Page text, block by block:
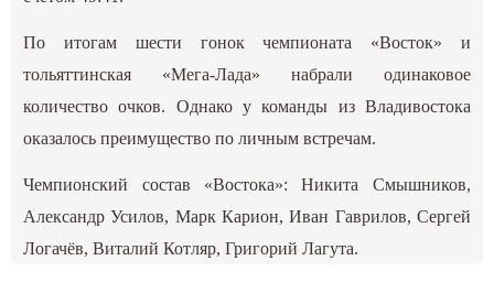
По итогам шести гонок чемпионата «Восток» и
тольяттинская «Мега-Лада» набрали одинаковое
количество очков. Однако у команды из Владивостока
оказалось преимущество по личным встречам.
Чемпионский состав «Востока»: Никита Смышников,
Александр Усилов, Марк Карион, Иван Гаврилов, Сергей
Логачёв, Виталий Котляр, Григорий Лагута.